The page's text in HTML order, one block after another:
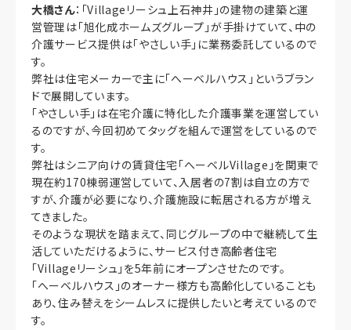
大橋さん：「Villageリーシュ上石神井」の建物の建築と運
営管理は「旭化成ホームズグループ」が手掛けていて、中の
介護サービス提供は「やさしい手」に業務委託しているので
す。
弊社は住宅メーカーで主に「へーベルハウス」というブラン
ドで展開しています。
「やさしい手」は在宅介護に特化した介護事業を運営してい
るのですが、今回初めてタッグを組んで運営をしているので
す。
弊社はシニア向けの賃貸住宅「へーベルVillage」を関東で
現在約170棟弱運営していて、入居者の7割は自立の方で
すが、介護が必要になり、介護施設に転居される方が増え
てきました。
そのような現状を踏まえて、同じグループの中で継続して生
活していただけるように、サービス付き高齢者住宅
「Villageリーシュ」を5年前にオープンさせたのです。
「へーベルハウス」のオーナー様方も高齢化していることも
あり、住み替えをシームレスに提供したいと考えているので
す。